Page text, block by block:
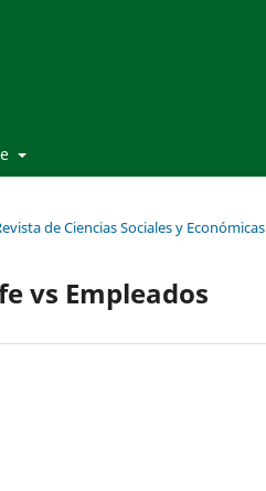
de Ciencias Sociales y Económicas
vs Empleados